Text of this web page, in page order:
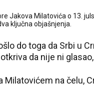
Jakova Milatovića o 13.
ključna objašnjenja.
do toga da Srbi u
da nije ni
na čelu,